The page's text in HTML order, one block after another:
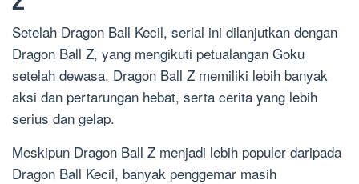
Setelah Dragon Ball Kecil, serial ini dilanjutkan dengan
Dragon Ball Z, yang mengikuti petualangan Goku
setelah dewasa. Dragon Ball Z memiliki lebih banyak
aksi dan pertarungan hebat, serta cerita yang lebih
serius dan gelap.
Meskipun Dragon Ball Z menjadi lebih populer daripada
Dragon Ball Kecil, banyak penggemar masih